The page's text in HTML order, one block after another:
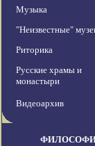
Музыка
"Неизвестные"
Риторика
Русские храмы и
монастыри
Видеоархив